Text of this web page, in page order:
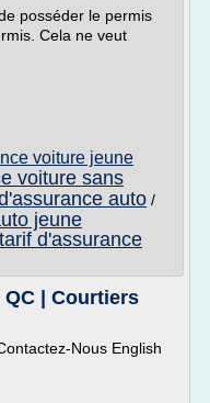
posséder le permis
Cela ne veut
voiture jeune
voiture sans
auto /
jeune
d'assurance
| Courtiers
Nous English